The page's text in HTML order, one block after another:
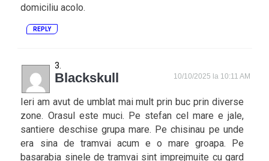
domiciliu acolo.
REPLY
Blackskull 10/10/2025 la 10:11 AM
Ieri am avut de umblat mai mult prin buc prin diverse
zone. Orasul este muci. Pe stefan cel mare e jale,
santiere deschise grupa mare. Pe chisinau pe unde
era sina de tramvai acum e o mare groapa. Pe
basarabia sinele de tramvai sint imprejmuite cu gard